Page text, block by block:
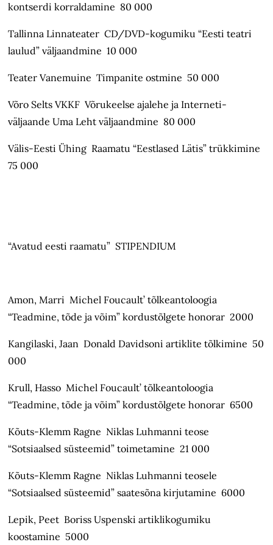
kontserdi korraldamine 80 000
Tallinna Linnateater CD/DVD-kogumiku “Eesti teatri
laulud” väljaandmine 10 000
Teater Vanemuine Timpanite ostmine 50 000
Võro Selts VKKF Võrukeelse ajalehe ja Interneti-
väljaande Uma Leht väljaandmine 80 000
Välis-Eesti Ühing Raamatu “Eestlased Lätis” trükkimine
75 000
“Avatud eesti raamatu” STIPENDIUM
Amon, Marri Michel Foucault’ tõlkeantoloogia
“Teadmine, tõde ja võim” kordustõlgete honorar 2000
Kangilaski, Jaan Donald Davidsoni artiklite tõlkimine 50
000
Krull, Hasso Michel Foucault’ tõlkeantoloogia
“Teadmine, tõde ja võim” kordustõlgete honorar 6500
Kõuts-Klemm Ragne Niklas Luhmanni teose
“Sotsiaalsed süsteemid” toimetamine 21 000
Kõuts-Klemm Ragne Niklas Luhmanni teosele
“Sotsiaalsed süsteemid” saatesõna kirjutamine 6000
Lepik, Peet Boriss Uspenski artiklikogumiku
koostamine 5000